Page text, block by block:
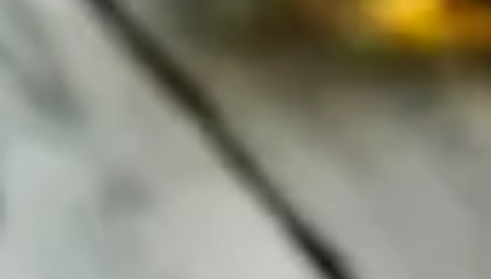
Att välja rätt CMS för din nya
webbplats är a och o. Vi har
jobbat med Umbraco i över
tio år och har under årens
gång utvärderat en rad olika
utmanare, däribland
WordPress. I det här inlägget